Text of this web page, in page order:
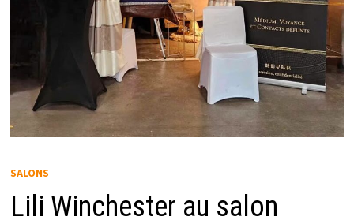
SALONS
Lili Winchester au salon